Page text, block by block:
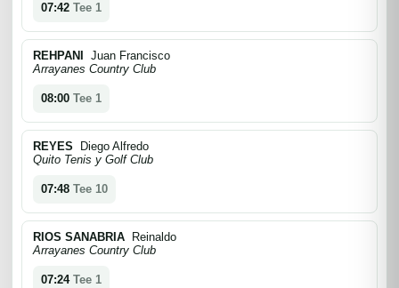
07:42 Tee 1
REHPANI
Juan Francisco
Arrayanes Country Club
08:00 Tee 1
REYES Diego Alfredo
Quito Tenis y Golf Club
07:48 Tee 10
RIOS SANABRIA Reinaldo
Arrayanes Country Club
07:24 Tee 1